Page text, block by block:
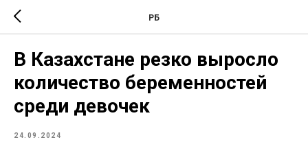
РБ
В Казахстане резко выросло
количество беременностей
среди девочек
24.09.2024